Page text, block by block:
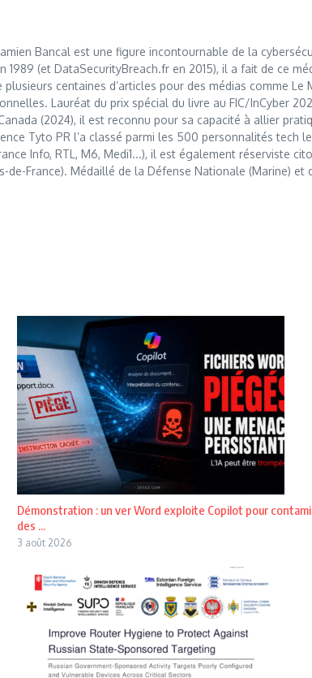
Bancal est une figure incontournable de la
(et DataSecurityBreach.fr en 2015), il a fait de ce
centaines d’articles pour des médias comme
Lauréat du prix spécial du livre au FIC/InCyber
(2024), il est reconnu pour sa capacité à allier
Tyto PR l’a classé parmi les 500 personnalités tech
Info, RTL, M6, Medi1...), il est également réserviste
de-France). Médaillé de la Défense Nationale (Marine)
Démonstration : un ver Word exploite Copilot pour
des ...
3 août 2026